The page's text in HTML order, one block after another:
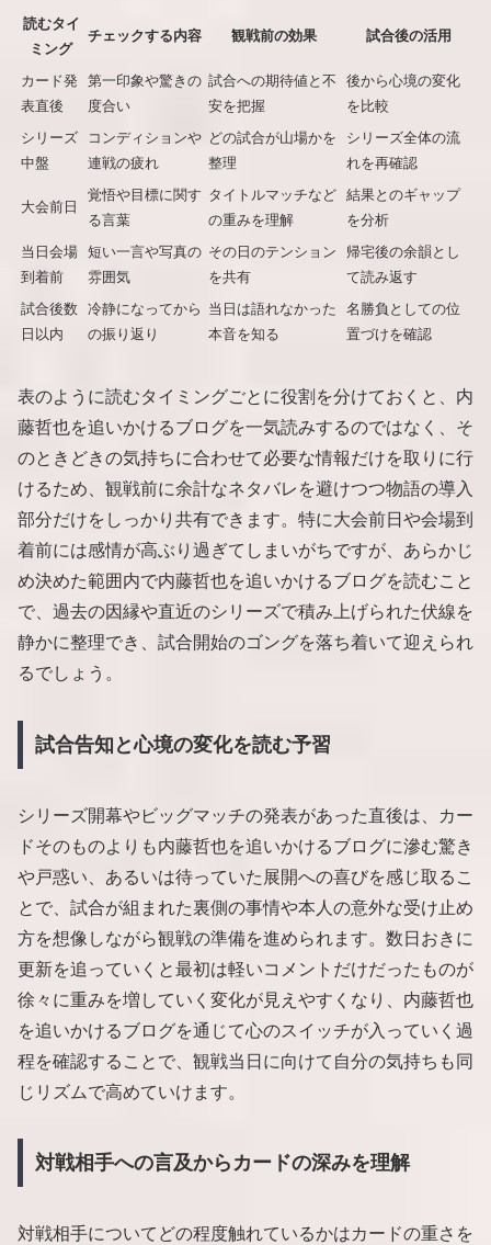
読むタイ
ミング
チェックする内容 観戦前の効果 試合後の活用
カード発
表直後
第一印象や驚きの
度合い
試合への期待値と不
安を把握
後から心境の変化
を比較
シリーズ
中盤
コンディションや
連戦の疲れ
どの試合が山場かを
整理
シリーズ全体の流
れを再確認
大会前日
覚悟や目標に関す
る言葉
タイトルマッチなど
の重みを理解
結果とのギャップ
を分析
当日会場
到着前
短い一言や写真の
雰囲気
その日のテンション
を共有
帰宅後の余韻とし
て読み返す
試合後数
日以内
冷静になってから
の振り返り
当日は語れなかった
本音を知る
名勝負としての位
置づけを確認
表のように読むタイミングごとに役割を分けておくと、内
藤哲也を追いかけるブログを一気読みするのではなく、そ
のときどきの気持ちに合わせて必要な情報だけを取りに行
けるため、観戦前に余計なネタバレを避けつつ物語の導入
部分だけをしっかり共有できます。特に大会前日や会場到
着前には感情が高ぶり過ぎてしまいがちですが、あらかじ
め決めた範囲内で内藤哲也を追いかけるブログを読むこと
で、過去の因縁や直近のシリーズで積み上げられた伏線を
静かに整理でき、試合開始のゴングを落ち着いて迎えられ
るでしょう。
試合告知と心境の変化を読む予習
シリーズ開幕やビッグマッチの発表があった直後は、カー
ドそのものよりも内藤哲也を追いかけるブログに滲む驚き
や戸惑い、あるいは待っていた展開への喜びを感じ取るこ
とで、試合が組まれた裏側の事情や本人の意外な受け止め
方を想像しながら観戦の準備を進められます。数日おきに
更新を追っていくと最初は軽いコメントだけだったものが
徐々に重みを増していく変化が見えやすくなり、内藤哲也
を追いかけるブログを通じて心のスイッチが入っていく過
程を確認することで、観戦当日に向けて自分の気持ちも同
じリズムで高めていけます。
対戦相手への言及からカードの深みを理解
対戦相手についてどの程度触れているかはカードの重さを